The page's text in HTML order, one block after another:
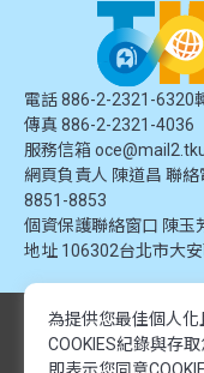
電話 886-2-2321-6320
傳真 886-2-2321-4036
服務信箱
網頁負責人 陳道昌 聯
8851-8853
個資保護聯絡窗口 陳玉
地址 106302台北市大
© 2024 淡江大學推廣教育
提供，未經授權禁止轉載
有，僅供學習交流使用。
為提供您最佳個人
COOKIES紀錄與存